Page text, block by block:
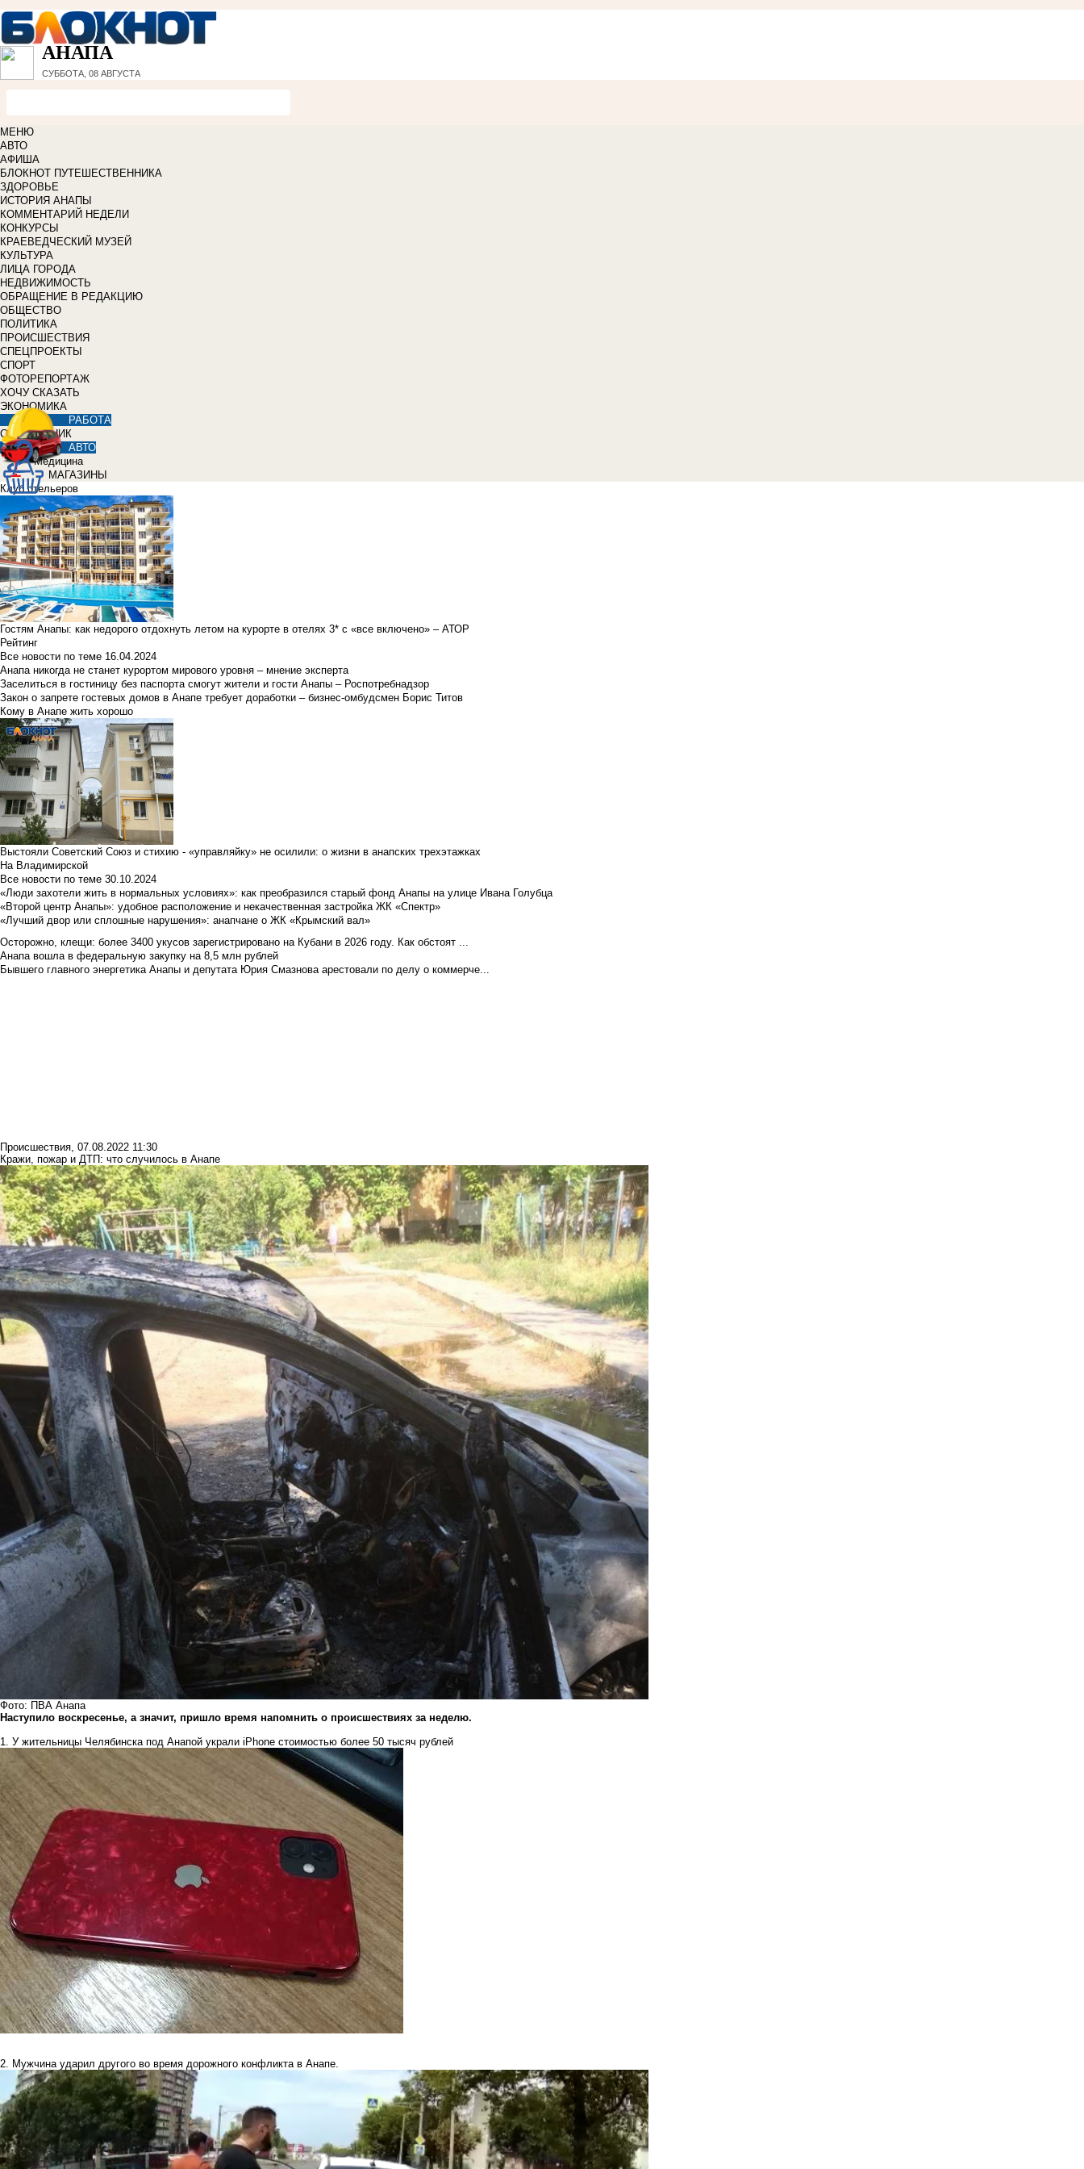
АНАПА
СУББОТА, 08 АВГУСТА
МЕНЮ
АВТО
АФИША
БЛОКНОТ ПУТЕШЕСТВЕННИКА
ЗДОРОВЬЕ
ИСТОРИЯ АНАПЫ
КОММЕНТАРИЙ НЕДЕЛИ
КОНКУРСЫ
КРАЕВЕДЧЕСКИЙ МУЗЕЙ
КУЛЬТУРА
ЛИЦА ГОРОДА
НЕДВИЖИМОСТЬ
ОБРАЩЕНИЕ В РЕДАКЦИЮ
ОБЩЕСТВО
ПОЛИТИКА
ПРОИСШЕСТВИЯ
СПЕЦПРОЕКТЫ
СПОРТ
ФОТОРЕПОРТАЖ
ХОЧУ СКАЗАТЬ
ЭКОНОМИКА
РАБОТА
СПРАВОЧНИК
АВТО
Медицина
МАГАЗИНЫ
Клуб отельеров
Гостям Анапы: как недорого отдохнуть летом на курорте в отелях 3* с «все включено» – АТОР
Рейтинг
Все новости по теме 16.04.2024
Анапа никогда не станет курортом мирового уровня – мнение эксперта
Заселиться в гостиницу без паспорта смогут жители и гости Анапы – Роспотребнадзор
Закон о запрете гостевых домов в Анапе требует доработки – бизнес-омбудсмен Борис Титов
Кому в Анапе жить хорошо
Выстояли Советский Союз и стихию - «управляйку» не осилили: о жизни в анапских трехэтажках
На Владимирской
Все новости по теме 30.10.2024
«Люди захотели жить в нормальных условиях»: как преобразился старый фонд Анапы на улице Ивана Голубца
«Второй центр Анапы»: удобное расположение и некачественная застройка ЖК «Спектр»
«Лучший двор или сплошные нарушения»: анапчане о ЖК «Крымский вал»
Осторожно, клещи: более 3400 укусов зарегистрировано на Кубани в 2026 году. Как обстоят ...
Анапа вошла в федеральную закупку на 8,5 млн рублей
Бывшего главного энергетика Анапы и депутата Юрия Смазнова арестовали по делу о коммерче...
Происшествия, 07.08.2022 11:30
Кражи, пожар и ДТП: что случилось в Анапе
Фото: ПВА Анапа
Наступило воскресенье, а значит, пришло время напомнить о происшествиях за неделю.
1. У жительницы Челябинска под Анапой украли iPhone стоимостью более 50 тысяч рублей
2. Мужчина ударил другого во время дорожного конфликта в Анапе.